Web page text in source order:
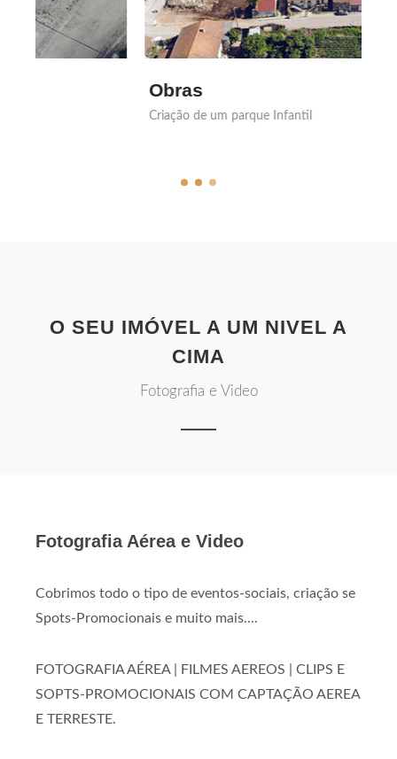
Criação de um parque Infantil
O SEU IMÓVEL A UM NIVEL A
CIMA
Fotografia e Video
Fotografia Aérea e Video
Cobrimos todo o tipo de eventos-sociais, criação se
Spots-Promocionais e muito mais....
FOTOGRAFIA AÉREA | FILMES AEREOS | CLIPS E
SOPTS-PROMOCIONAIS COM CAPTAÇÃO AEREA
E TERRESTE.